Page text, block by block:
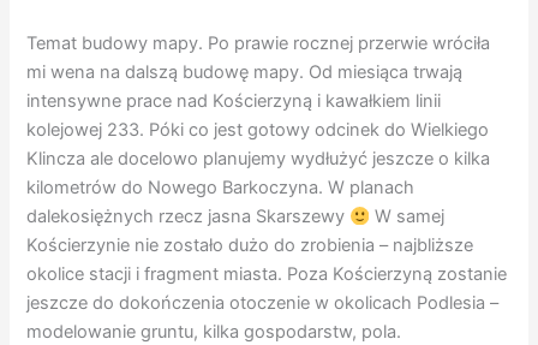
Temat budowy mapy. Po prawie rocznej przerwie wróciła
mi wena na dalszą budowę mapy. Od miesiąca trwają
intensywne prace nad Kościerzyną i kawałkiem linii
kolejowej 233. Póki co jest gotowy odcinek do Wielkiego
Klincza ale docelowo planujemy wydłużyć jeszcze o kilka
kilometrów do Nowego Barkoczyna. W planach
dalekosiężnych rzecz jasna Skarszewy
W samej
Kościerzynie nie zostało dużo do zrobienia – najbliższe
okolice stacji i fragment miasta. Poza Kościerzyną zostanie
jeszcze do dokończenia otoczenie w okolicach Podlesia –
modelowanie gruntu, kilka gospodarstw, pola.